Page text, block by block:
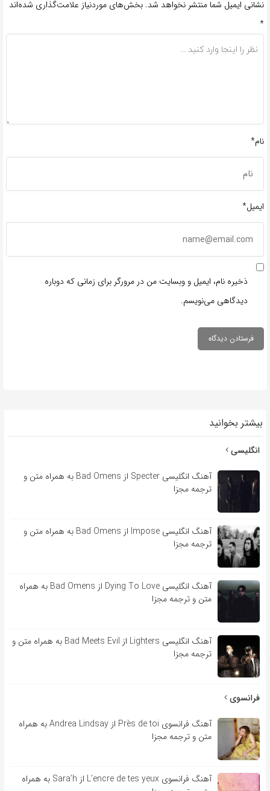
نشانی ایمیل شما منتشر نخواهد شد. بخش‌های موردنیاز علامت‌گذاری شده‌اند
*
نام*
ایمیل*
ذخیره نام، ایمیل و وبسایت من در مرورگر برای زمانی که دوباره
دیدگاهی می‌نویسم.
بیشتر بخوانید
انگلیسی
آهنگ انگلیسی Specter از Bad Omens به همراه متن و
ترجمه مجزا
آهنگ انگلیسی Impose از Bad Omens به همراه متن و
ترجمه مجزا
آهنگ انگلیسی Dying To Love از Bad Omens به همراه
متن و ترجمه مجزا
آهنگ انگلیسی Lighters از Bad Meets Evil به همراه متن و
ترجمه مجزا
فرانسوی
آهنگ فرانسوی Près de toi از Andrea Lindsay به همراه
متن و ترجمه مجزا
آهنگ فرانسوی L’encre de tes yeux از Sara’h به همراه